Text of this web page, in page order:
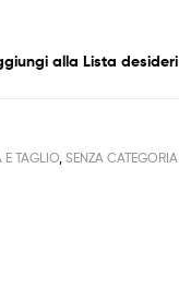
alla Lista desideri
E TAGLIO SENZA CATEGORIA